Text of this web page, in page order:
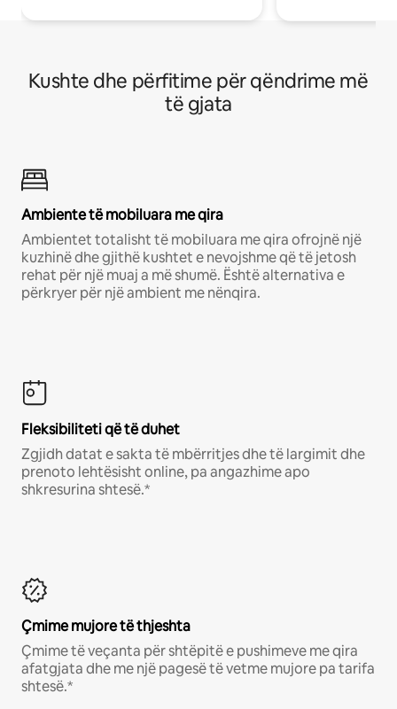
Kushte dhe përfitime për qëndrime më
të gjata
Ambiente të mobiluara me qira
Ambientet totalisht të mobiluara me qira ofrojnë një
kuzhinë dhe gjithë kushtet e nevojshme që të jetosh
rehat për një muaj a më shumë. Është alternativa e
përkryer për një ambient me nënqira.
Fleksibiliteti që të duhet
Zgjidh datat e sakta të mbërritjes dhe të largimit dhe
prenoto lehtësisht online, pa angazhime apo
shkresurina shtesë.*
Çmime mujore të thjeshta
Çmime të veçanta për shtëpitë e pushimeve me qira
afatgjata dhe me një pagesë të vetme mujore pa tarifa
shtesë.*